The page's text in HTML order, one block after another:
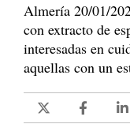
Almería 20/01/
con extracto de
interesadas en
aquellas con un